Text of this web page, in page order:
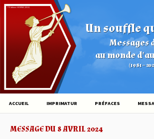
Un souffle
Messages
au monde
(1981 –
© Éditions HOVINE (2026)
ACCUEIL IMPRIMATUR PRÉFACES
MESSAGE DU 8 AVRIL 2024